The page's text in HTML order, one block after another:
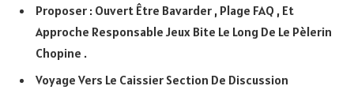
Proposer : Ouvert Être Bavarder , Plage FAQ , Et
Approche Responsable Jeux Bite Le Long De Le Pèlerin
Chopine .
Voyage Vers Le Caissier Section De Discussion